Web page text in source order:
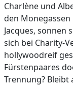
Charlène und
den
Jacques, sonnen
sich bei Charity-
hollywoodreif
Fürstenpaares
Trennung? Bleibt